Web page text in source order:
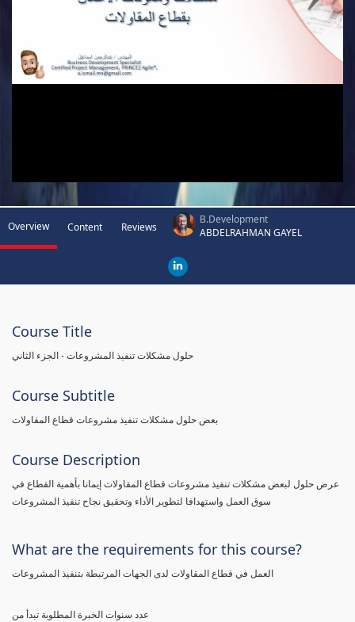
Overview Content Reviews
B.Development
ABDELRAHMAN GAYEL
Course Title
حلول مشكلات تنفيذ المشروعات - الجزء الثاني
Course Subtitle
بعض حلول مشكلات تنفيذ مشروعات قطاع المقاولات
Course Description
عرض حلول لبعض مشكلات تنفيذ مشروعات قطاع المقاولات إيمانا بأهمية القطاع في
سوق العمل واستهدافا لتطوير الأداء وتحقيق نجاح تنفيذ المشروعات
What are the requirements for this course?
عدد سنوات الخبرة المطلوبة تبدأ من